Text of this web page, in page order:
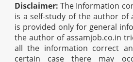
Disclaimer: The Information
is a self-study of the author of
is provided only for general
the author of assamjob.co.in
all the information correct
certain case there may